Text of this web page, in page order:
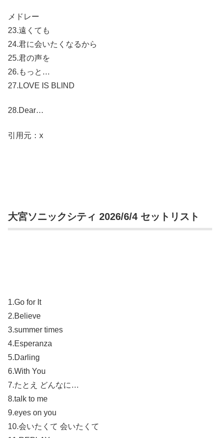
メドレー
23.遠くても
24.君に会いたくなるから
25.君の声を
26.もっと…
27.LOVE IS BLIND
28.Dear…
引用元：x
大宮ソニックシティ 2026/6/4 セットリスト
1.Go for It
2.Believe
3.summer times
4.Esperanza
5.Darling
6.With You
7.たとえ どんなに…
8.talk to me
9.eyes on you
10.会いたくて 会いたくて